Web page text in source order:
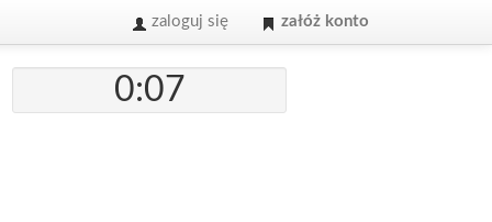
zaloguj się załóż konto
0:07